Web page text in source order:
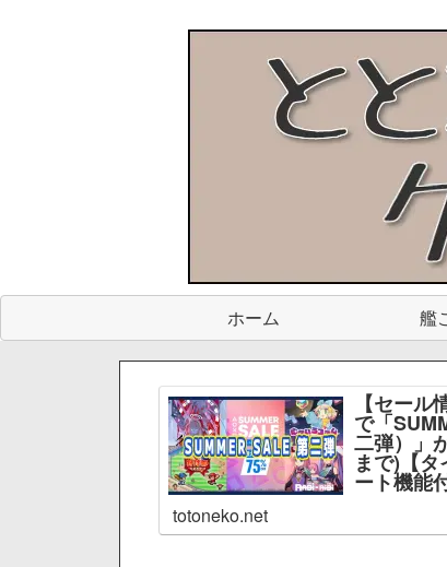
ホーム 艦
【セー
で「
二弾）」
まで)【
ート機能
totoneko.net